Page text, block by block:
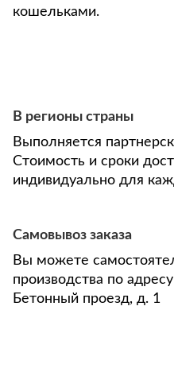
кошельками.
В регионы страны
Выполняется
Стоимость и сроки
индивидуально для
Самовывоз заказа
Вы можете
производства по
Бетонный проезд, д. 1